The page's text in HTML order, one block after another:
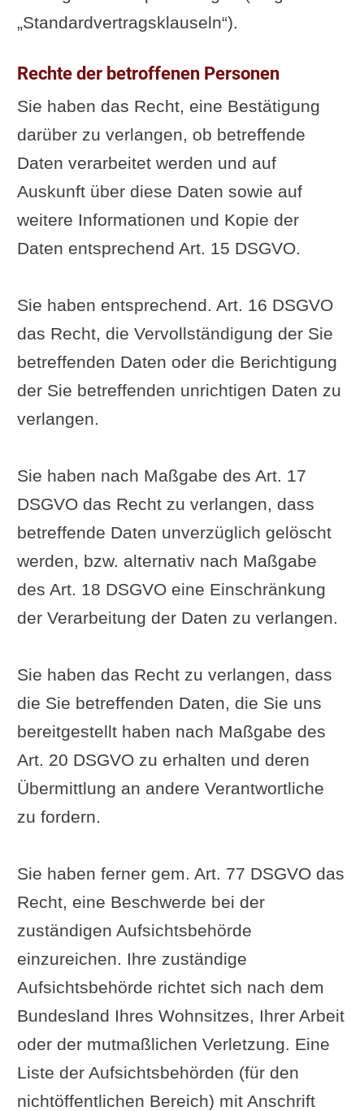
„Standardvertragsklauseln“).
Rechte der betroffenen Personen
Sie haben das Recht, eine Bestätigung
darüber zu verlangen, ob betreffende
Daten verarbeitet werden und auf
Auskunft über diese Daten sowie auf
weitere Informationen und Kopie der
Daten entsprechend Art. 15 DSGVO.
Sie haben entsprechend. Art. 16 DSGVO
das Recht, die Vervollständigung der Sie
betreffenden Daten oder die Berichtigung
der Sie betreffenden unrichtigen Daten zu
verlangen.
Sie haben nach Maßgabe des Art. 17
DSGVO das Recht zu verlangen, dass
betreffende Daten unverzüglich gelöscht
werden, bzw. alternativ nach Maßgabe
des Art. 18 DSGVO eine Einschränkung
der Verarbeitung der Daten zu verlangen.
Sie haben das Recht zu verlangen, dass
die Sie betreffenden Daten, die Sie uns
bereitgestellt haben nach Maßgabe des
Art. 20 DSGVO zu erhalten und deren
Übermittlung an andere Verantwortliche
zu fordern.
Sie haben ferner gem. Art. 77 DSGVO das
Recht, eine Beschwerde bei der
zuständigen Aufsichtsbehörde
einzureichen. Ihre zuständige
Aufsichtsbehörde richtet sich nach dem
Bundesland Ihres Wohnsitzes, Ihrer Arbeit
oder der mutmaßlichen Verletzung. Eine
Liste der Aufsichtsbehörden (für den
nichtöffentlichen Bereich) mit Anschrift